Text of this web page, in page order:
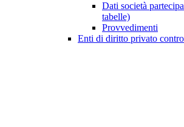
Dati società
tabelle)
Provvedimenti
Enti di diritto privato